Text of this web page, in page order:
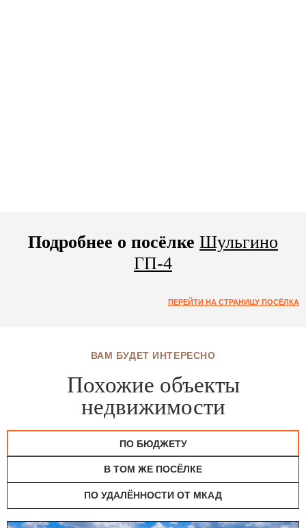
Подробнее о посёлке Шульгино
ГП-4
ПЕРЕЙТИ НА СТРАНИЦУ ПОСЁЛКА
ВАМ БУДЕТ ИНТЕРЕСНО
Похожие объекты
недвижимости
ПО БЮДЖЕТУ
В ТОМ ЖЕ ПОСЁЛКЕ
ПО УДАЛЁННОСТИ ОТ МКАД